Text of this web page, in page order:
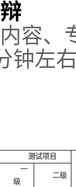
内容、
钟左
测试项目
一
级
二级